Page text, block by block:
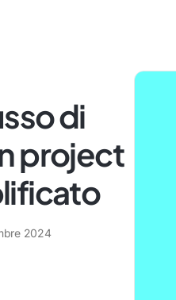
di
project
2024